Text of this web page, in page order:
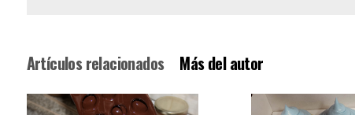
Artículos relacionados Más del autor